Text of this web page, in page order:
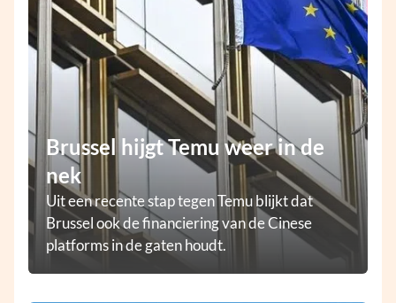
Brussel hijgt Temu weer in de
nek
Uit een recente stap tegen Temu blijkt dat
Brussel ook de financiering van de Cinese
platforms in de gaten houdt.